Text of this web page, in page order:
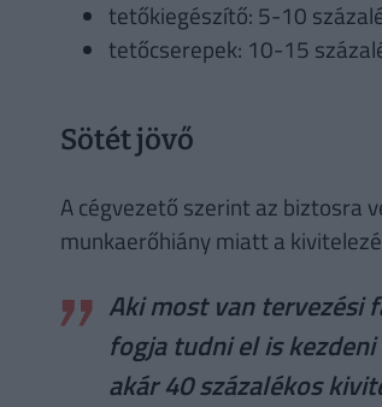
tetőkiegészítő: 5-10
tetőcserepek: 10-15
Sötét jövő
A cégvezető szerint az biztosra
munkaerőhiány miatt a
Aki most van tervezési
fogja tudni el is
akár 40 százalékos